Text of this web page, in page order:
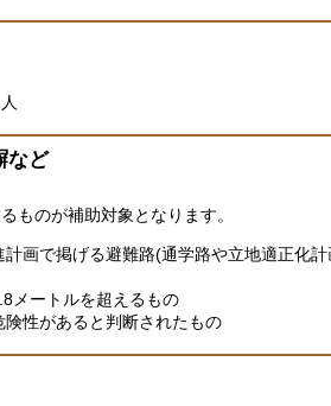
など
ものが補助対象となります。
画で掲げる避難路(通学路や立地適正化
メートルを超えるもの
性があると判断されたもの